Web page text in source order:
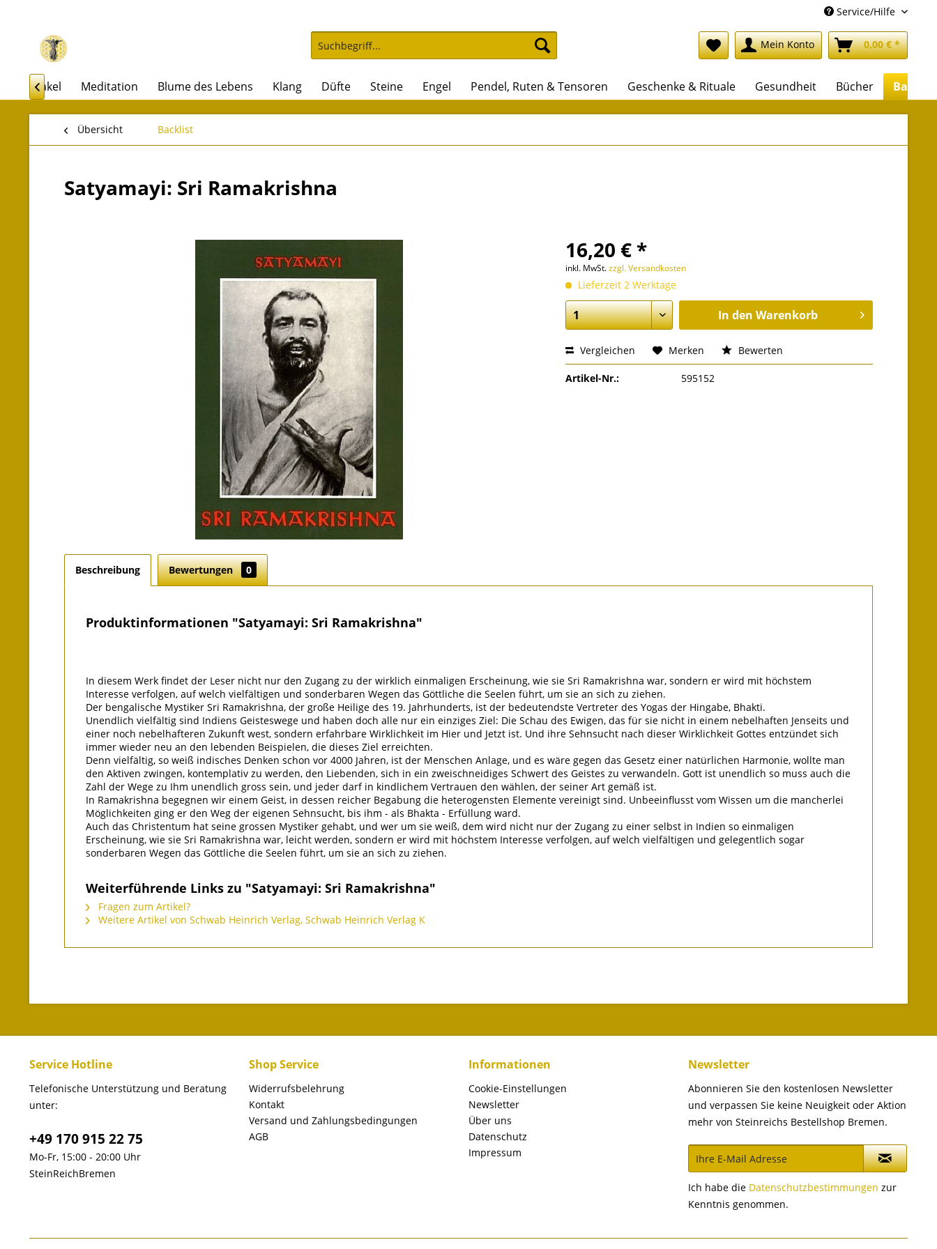
Service/Hilfe
Mein Konto 0,00 € *
& Orakel Meditation Blume des Lebens Klang Düfte Steine Engel Pendel, Ruten & Tensoren Geschenke & Rituale Gesundheit Bücher Backlist

Übersicht Backlist
Satyamayi: Sri Ramakrishna
16,20 € *
inkl. MwSt.zzgl. Versandkosten
Lieferzeit 2 Werktage
In den Warenkorb
Vergleichen Merken Bewerten
Artikel-Nr.: 595152
Beschreibung Bewertungen 0
Produktinformationen "Satyamayi: Sri Ramakrishna"
In diesem Werk findet der Leser nicht nur den Zugang zu der wirklich einmaligen Erscheinung, wie sie Sri Ramakrishna war, sondern er wird mit höchstem
Interesse verfolgen, auf welch vielfältigen und sonderbaren Wegen das Göttliche die Seelen führt, um sie an sich zu ziehen.
Der bengalische Mystiker Sri Ramakrishna, der große Heilige des 19. Jahrhunderts, ist der bedeutendste Vertreter des Yogas der Hingabe, Bhakti.
Unendlich vielfältig sind Indiens Geisteswege und haben doch alle nur ein einziges Ziel: Die Schau des Ewigen, das für sie nicht in einem nebelhaften Jenseits und
einer noch nebelhafteren Zukunft west, sondern erfahrbare Wirklichkeit im Hier und Jetzt ist. Und ihre Sehnsucht nach dieser Wirklichkeit Gottes entzündet sich
immer wieder neu an den lebenden Beispielen, die dieses Ziel erreichten.
Denn vielfältig, so weiß indisches Denken schon vor 4000 Jahren, ist der Menschen Anlage, und es wäre gegen das Gesetz einer natürlichen Harmonie, wollte man
den Aktiven zwingen, kontemplativ zu werden, den Liebenden, sich in ein zweischneidiges Schwert des Geistes zu verwandeln. Gott ist unendlich so muss auch die
Zahl der Wege zu Ihm unendlich gross sein, und jeder darf in kindlichem Vertrauen den wählen, der seiner Art gemäß ist.
In Ramakrishna begegnen wir einem Geist, in dessen reicher Begabung die heterogensten Elemente vereinigt sind. Unbeeinflusst vom Wissen um die mancherlei
Möglichkeiten ging er den Weg der eigenen Sehnsucht, bis ihm - als Bhakta - Erfüllung ward.
Auch das Christentum hat seine grossen Mystiker gehabt, und wer um sie weiß, dem wird nicht nur der Zugang zu einer selbst in Indien so einmaligen
Erscheinung, wie sie Sri Ramakrishna war, leicht werden, sondern er wird mit höchstem Interesse verfolgen, auf welch vielfältigen und gelegentlich sogar
sonderbaren Wegen das Göttliche die Seelen führt, um sie an sich zu ziehen.
Weiterführende Links zu "Satyamayi: Sri Ramakrishna"
Fragen zum Artikel?
Weitere Artikel von Schwab Heinrich Verlag, Schwab Heinrich Verlag K
Service Hotline
Telefonische Unterstützung und Beratung
unter:
+49 170 915 22 75
Mo-Fr, 15:00 - 20:00 Uhr
SteinReichBremen
Shop Service
Widerrufsbelehrung
Kontakt
Versand und Zahlungsbedingungen
AGB
Informationen
Cookie-Einstellungen
Newsletter
Über uns
Datenschutz
Impressum
Newsletter
Abonnieren Sie den kostenlosen Newsletter
und verpassen Sie keine Neuigkeit oder Aktion
mehr von Steinreichs Bestellshop Bremen.
Ich habe die Datenschutzbestimmungen zur
Kenntnis genommen.